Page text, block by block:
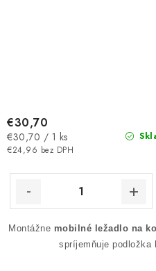
€24,96 bez DPH
€30,70
Jednotková
cena:
€30,70 / 1 ks
Montážne mobilné ležadlo na
spríjemňuje podložka